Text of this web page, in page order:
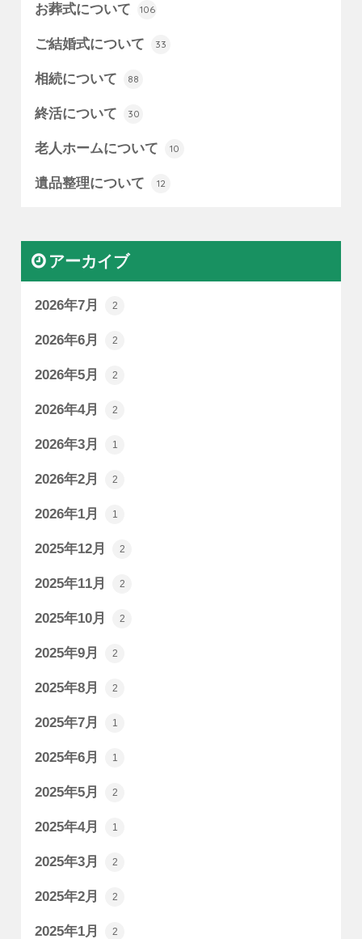
お葬式について 106
ご結婚式について 33
相続について 88
終活について 30
老人ホームについて 10
遺品整理について 12
アーカイブ
2026年7月 2
2026年6月 2
2026年5月 2
2026年4月 2
2026年3月 1
2026年2月 2
2026年1月 1
2025年12月 2
2025年11月 2
2025年10月 2
2025年9月 2
2025年8月 2
2025年7月 1
2025年6月 1
2025年5月 2
2025年4月 1
2025年3月 2
2025年2月 2
2025年1月 2